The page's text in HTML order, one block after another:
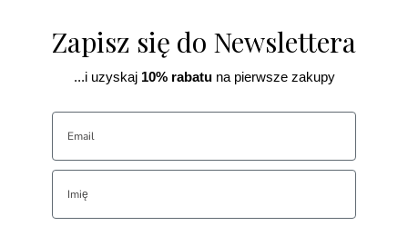
Zapisz się do Newslettera
...i uzyskaj10% rabatuna pierwsze zakupy